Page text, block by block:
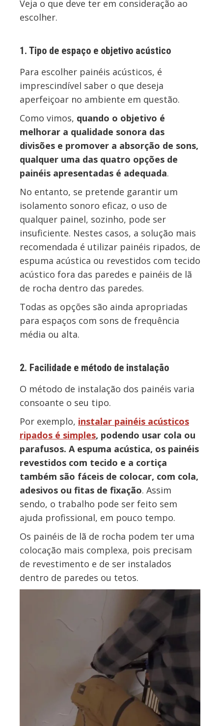
Veja o que deve ter em consideração ao
escolher.
1. Tipo de espaço e objetivo acústico
Para escolher painéis acústicos, é
imprescindível saber o que deseja
aperfeiçoar no ambiente em questão.
Como vimos, quando o objetivo é
melhorar a qualidade sonora das
divisões e promover a absorção de sons,
qualquer uma das quatro opções de
painéis apresentadas é adequada.
No entanto, se pretende garantir um
isolamento sonoro eficaz, o uso de
qualquer painel, sozinho, pode ser
insuficiente. Nestes casos, a solução mais
recomendada é utilizar painéis ripados, de
espuma acústica ou revestidos com tecido
acústico fora das paredes e painéis de lã
de rocha dentro das paredes.
Todas as opções são ainda apropriadas
para espaços com sons de frequência
média ou alta.
2. Facilidade e método de instalação
O método de instalação dos painéis varia
consoante o seu tipo.
Por exemplo, instalar painéis acústicos
ripados é simples, podendo usar cola ou
parafusos. A espuma acústica, os painéis
revestidos com tecido e a cortiça
também são fáceis de colocar, com cola,
adesivos ou fitas de fixação. Assim
sendo, o trabalho pode ser feito sem
ajuda profissional, em pouco tempo.
Os painéis de lã de rocha podem ter uma
colocação mais complexa, pois precisam
de revestimento e de ser instalados
dentro de paredes ou tetos.